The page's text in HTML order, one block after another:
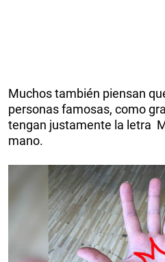
Muchos también piensan
personas famosas, como
tengan justamente la letra
mano.